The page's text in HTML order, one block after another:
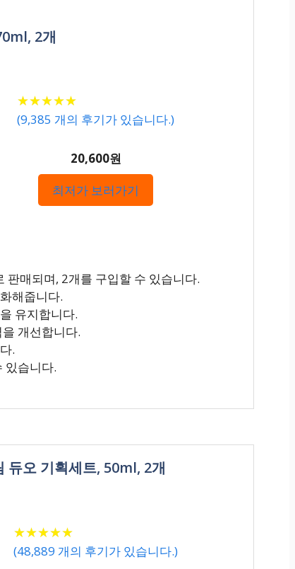
2개
★★★★★
★★★★★
(9,385 개의 후기가 있습니다.)
20,600원
최저가 보러가기
매되며, 2개를 구입할 수 있습니다.
해줍니다.
유지합니다.
개선합니다.
.
있습니다.
듀오 기획세트, 50ml, 2개
★★★★★
★★★★★
(48,889 개의 후기가 있습니다.)